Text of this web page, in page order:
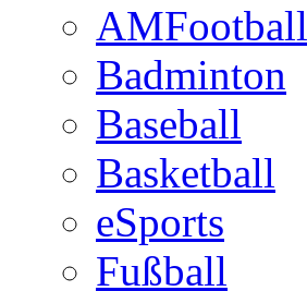
AMFootball
Badminton
Baseball
Basketball
eSports
Fußball